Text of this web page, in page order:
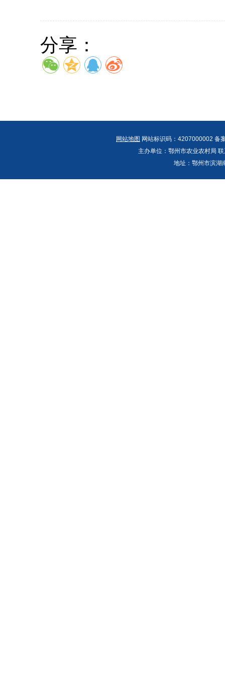
分享：
网站地图 网站标识码：4207000002
主办单位：鄂州市农业农村局
地址：鄂州市滨湖